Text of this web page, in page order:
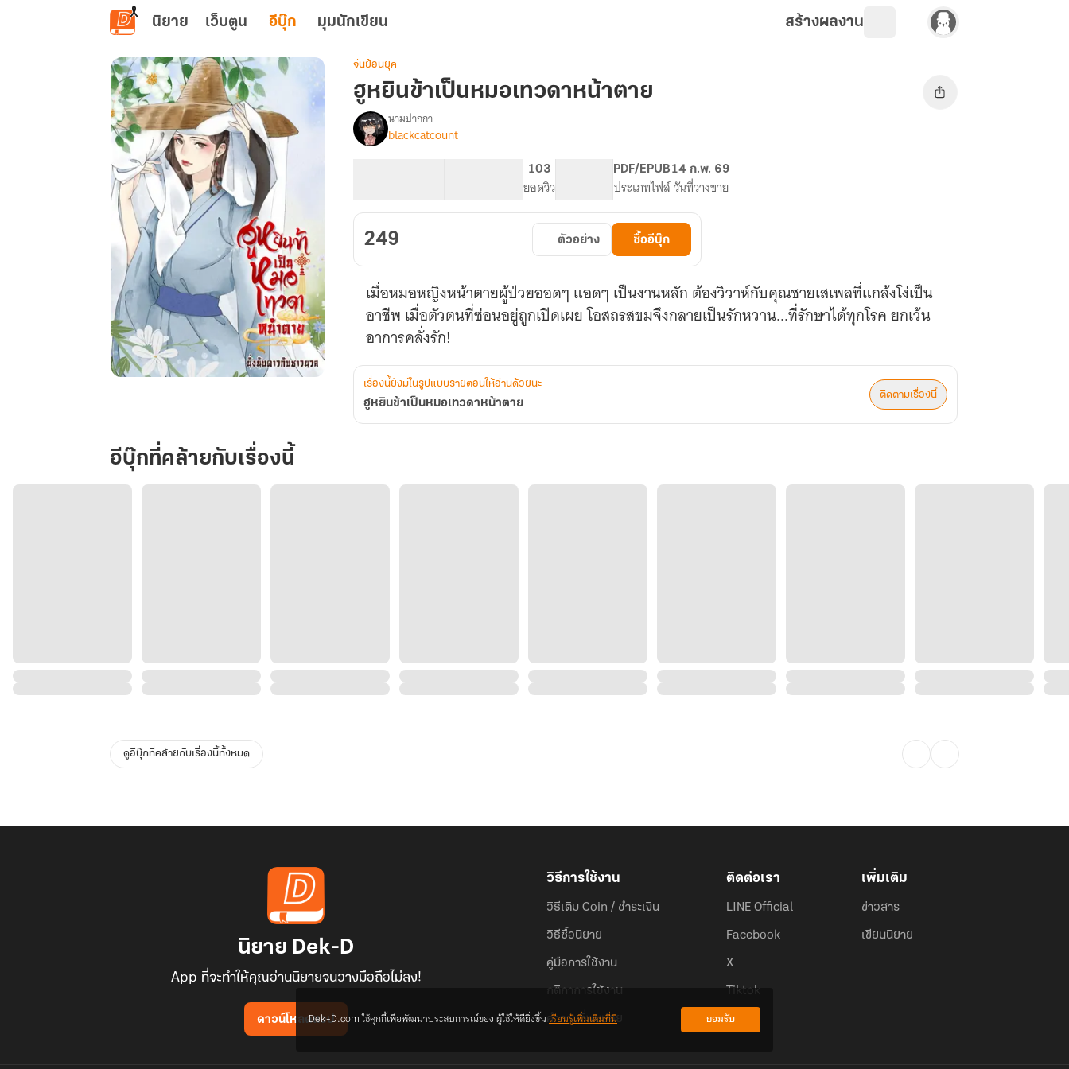
ข้ามไปยังเนื้อหาหลัก
นิยาย เว็บตูน อีบุ๊ก มุมนักเขียน สร้างผลงาน
เป็น
หมอ
เทวดา
จีนย้อนยุค
ฮูหยินข้าเป็นหมอเทวดาหน้าตาย
เรื่อง
ฮู
หมอ
เทวดา
หน้า
ตาย
นามปากกา
blackcatcount
103
ยอดวิว
PDF/EPUB
ประเภทไฟล์
14 ก.พ. 69
วันที่วางขาย
249 ตัวอย่าง ซื้ออีบุ๊ก
เมื่อหมอหญิงหน้าตายผู้ป่วยออดๆ แอดๆ เป็นงานหลัก ต้องวิวาห์กับคุณชายเสเพลที่แกล้งโง่เป็น
อาชีพ เมื่อตัวตนที่ซ่อนอยู่ถูกเปิดเผย โอสถรสขมจึงกลายเป็นรักหวาน...ที่รักษาได้ทุกโรค ยกเว้น
อาการคลั่งรัก!
เรื่องนี้ยังมีในรูปแบบรายตอนให้อ่านด้วยนะ
ฮูหยินข้าเป็นหมอเทวดาหน้าตาย
ติดตามเรื่องนี้
อีบุ๊กที่คล้ายกับเรื่องนี้
ดูอีบุ๊กที่คล้ายกับเรื่องนี้ทั้งหมด
นิยาย Dek-D
App ที่จะทำให้คุณอ่านนิยายจนวางมือถือไม่ลง!
ดาวน์โหลดแอป
วิธีการใช้งาน
วิธีเติม Coin / ชำระเงิน
วิธีซื้อนิยาย
คู่มือการใช้งาน
กติกาการใช้งาน
คำถามที่พบบ่อย
ติดต่อเรา
LINE Official
Facebook
X
Tiktok
เพิ่มเติม
ข่าวสาร
เขียนนิยาย
Dek-D.com ใช้คุกกี้เพื่อพัฒนาประสบการณ์ของ ผู้ใช้ให้ดียิ่งขึ้นเรียนรู้เพิ่มเติมที่นี่ ยอมรับ